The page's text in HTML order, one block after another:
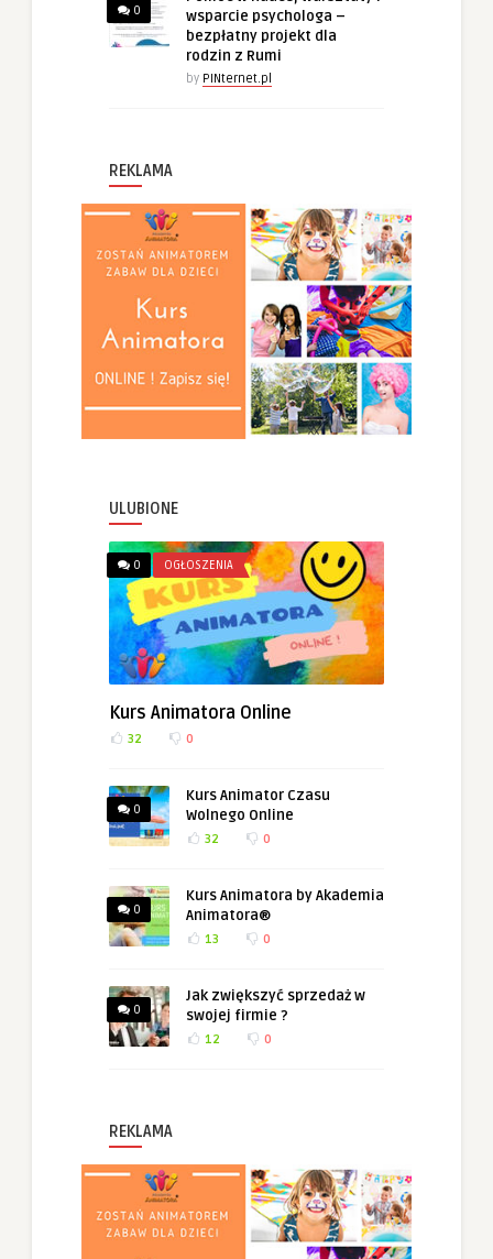
0
wsparcie psychologa –
bezpłatny projekt dla
rodzin z Rumi
by PINternet.pl
REKLAMA
ULUBIONE
0 OGŁOSZENIA
Kurs Animatora Online
32 0
0
Kurs Animator Czasu
Wolnego Online
32 0
0
Kurs Animatora by Akademia
Animatora®
13 0
0
Jak zwiększyć sprzedaż w
swojej firmie ?
12 0
REKLAMA